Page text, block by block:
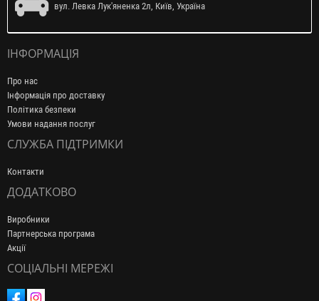
вул. Левка Лук'яненка 2л, Київ, Україна
ІНФОРМАЦІЯ
Про нас
Інформація про доставку
Політика безпеки
Умови надання послуг
СЛУЖБА ПІДТРИМКИ
Контакти
ДОДАТКОВО
Виробники
Партнерська програма
Акції
СОЦІАЛЬНІ МЕРЕЖІ